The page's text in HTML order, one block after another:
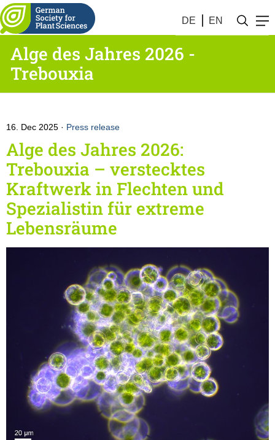
DE EN
Alge des Jahres 2026 -
Trebouxia
16. Dec 2025 Press release
Alge des Jahres 2026:
Trebouxia – verstecktes
Kraftwerk in Flechten und
Spezialistin für extreme
Lebensräume